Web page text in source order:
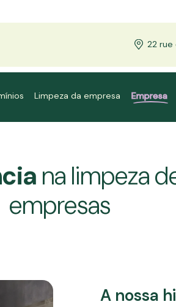
22 rue
Limpeza da empresa Empresa
na limpeza
empresas
A nossa